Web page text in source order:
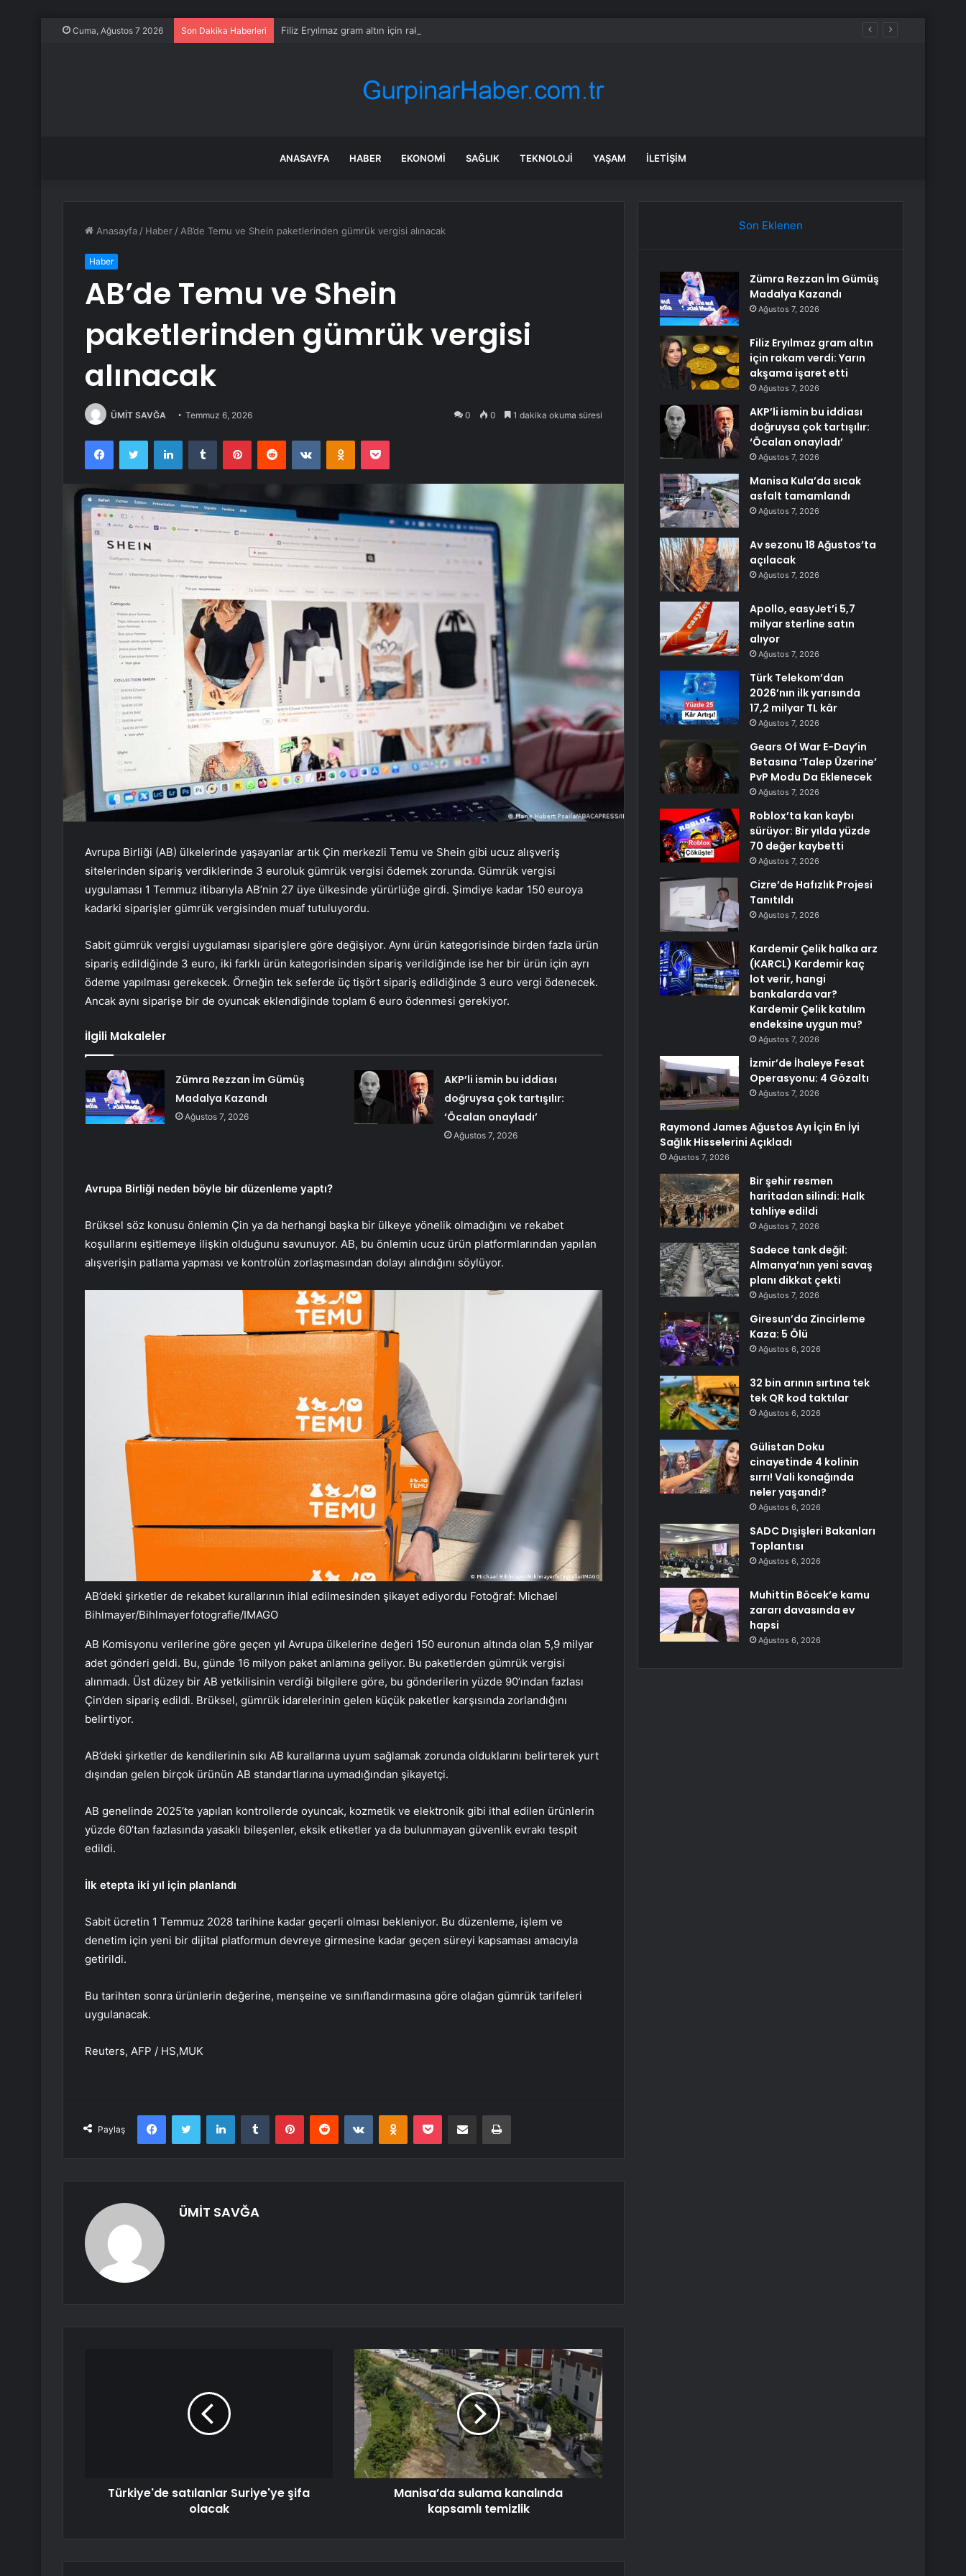
Cuma, Ağustos 7 2026 Son Dakika Haberleri Filiz Eryılmaz gram altın için rakam verdi: Yarın akşama işaret etti
ANASAYFA HABER EKONOMI SAĞLIK TEKNOLOJI YAŞAM İLETIŞIM
Anasayfa / Haber / AB’de Temu ve Shein paketlerinden gümrük vergisi alınacak
Haber
AB’de Temu ve Shein
paketlerinden gümrük vergisi
alınacak
ÜMİT SAVĞA Temmuz 6, 2026 0 0 1 dakika okuma süresi
FacebookTwitter LinkedInTumblr PinterestReddit VKontakteOdnoklassniki
Pocket
Avrupa Birliği (AB) ülkelerinde yaşayanlar artık Çin merkezli Temu ve Shein gibi ucuz alışveriş
sitelerinden sipariş verdiklerinde 3 euroluk gümrük vergisi ödemek zorunda. Gümrük vergisi
uygulaması 1 Temmuz itibarıyla AB’nin 27 üye ülkesinde yürürlüğe girdi. Şimdiye kadar 150 euroya
kadarki siparişler gümrük vergisinden muaf tutuluyordu.
Sabit gümrük vergisi uygulaması siparişlere göre değişiyor. Aynı ürün kategorisinde birden fazla ürün
sipariş edildiğinde 3 euro, iki farklı ürün kategorisinden sipariş verildiğinde ise her bir ürün için ayrı
ödeme yapılması gerekecek. Örneğin tek seferde üç tişört sipariş edildiğinde 3 euro vergi ödenecek.
Ancak aynı siparişe bir de oyuncak eklendiğinde toplam 6 euro ödenmesi gerekiyor.
İlgili Makaleler
Zümra Rezzan İm Gümüş
Madalya Kazandı
Ağustos 7, 2026
AKP’li ismin bu iddiası
doğruysa çok tartışılır:
‘Öcalan onayladı’
Ağustos 7, 2026
Avrupa Birliği neden böyle bir düzenleme yaptı?
Brüksel söz konusu önlemin Çin ya da herhangi başka bir ülkeye yönelik olmadığını ve rekabet
koşullarını eşitlemeye ilişkin olduğunu savunuyor. AB, bu önlemin ucuz ürün platformlarından yapılan
alışverişin patlama yapması ve kontrolün zorlaşmasından dolayı alındığını söylüyor.
AB’deki şirketler de rekabet kurallarının ihlal edilmesinden şikayet ediyordu Fotoğraf: Michael
Bihlmayer/Bihlmayerfotografie/IMAGO
AB Komisyonu verilerine göre geçen yıl Avrupa ülkelerine değeri 150 euronun altında olan 5,9 milyar
adet gönderi geldi. Bu, günde 16 milyon paket anlamına geliyor. Bu paketlerden gümrük vergisi
alınmadı. Üst düzey bir AB yetkilisinin verdiği bilgilere göre, bu gönderilerin yüzde 90’ından fazlası
Çin’den sipariş edildi. Brüksel, gümrük idarelerinin gelen küçük paketler karşısında zorlandığını
belirtiyor.
AB’deki şirketler de kendilerinin sıkı AB kurallarına uyum sağlamak zorunda olduklarını belirterek yurt
dışından gelen birçok ürünün AB standartlarına uymadığından şikayetçi.
AB genelinde 2025’te yapılan kontrollerde oyuncak, kozmetik ve elektronik gibi ithal edilen ürünlerin
yüzde 60’tan fazlasında yasaklı bileşenler, eksik etiketler ya da bulunmayan güvenlik evrakı tespit
edildi.
İlk etepta iki yıl için planlandı
Sabit ücretin 1 Temmuz 2028 tarihine kadar geçerli olması bekleniyor. Bu düzenleme, işlem ve
denetim için yeni bir dijital platformun devreye girmesine kadar geçen süreyi kapsaması amacıyla
getirildi.
Bu tarihten sonra ürünlerin değerine, menşeine ve sınıflandırmasına göre olağan gümrük tarifeleri
uygulanacak.
Reuters, AFP / HS,MUK
Paylaş
FacebookTwitter LinkedInTumblr PinterestReddit VKontakteOdnoklassniki
Pocket E-Posta ile paylaş Yazdır
ÜMİT SAVĞA
Türkiye'de satılanlar Suriye'ye şifa
olacak
Manisa’da sulama kanalında
kapsamlı temizlik
Son Eklenen
Zümra Rezzan İm Gümüş
Madalya Kazandı
Ağustos 7, 2026
Filiz Eryılmaz gram altın
için rakam verdi: Yarın
akşama işaret etti
Ağustos 7, 2026
AKP’li ismin bu iddiası
doğruysa çok tartışılır:
‘Öcalan onayladı’
Ağustos 7, 2026
Manisa Kula’da sıcak
asfalt tamamlandı
Ağustos 7, 2026
Av sezonu 18 Ağustos’ta
açılacak
Ağustos 7, 2026
Apollo, easyJet’i 5,7
milyar sterline satın
alıyor
Ağustos 7, 2026
Türk Telekom’dan
2026’nın ilk yarısında
17,2 milyar TL kâr
Ağustos 7, 2026
Gears Of War E-Day’in
Betasına ‘Talep Üzerine’
PvP Modu Da Eklenecek
Ağustos 7, 2026
Roblox’ta kan kaybı
sürüyor: Bir yılda yüzde
70 değer kaybetti
Ağustos 7, 2026
Cizre’de Hafızlık Projesi
Tanıtıldı
Ağustos 7, 2026
Kardemir Çelik halka arz
(KARCL) Kardemir kaç
lot verir, hangi
bankalarda var?
Kardemir Çelik katılım
endeksine uygun mu?
Ağustos 7, 2026
İzmir’de İhaleye Fesat
Operasyonu: 4 Gözaltı
Ağustos 7, 2026
Raymond James Ağustos Ayı İçin En İyi
Sağlık Hisselerini Açıkladı
Ağustos 7, 2026
Bir şehir resmen
haritadan silindi: Halk
tahliye edildi
Ağustos 7, 2026
Sadece tank değil:
Almanya’nın yeni savaş
planı dikkat çekti
Ağustos 7, 2026
Giresun’da Zincirleme
Kaza: 5 Ölü
Ağustos 6, 2026
32 bin arının sırtına tek
tek QR kod taktılar
Ağustos 6, 2026
Gülistan Doku
cinayetinde 4 kolinin
sırrı! Vali konağında
neler yaşandı?
Ağustos 6, 2026
SADC Dışişleri Bakanları
Toplantısı
Ağustos 6, 2026
Muhittin Böcek’e kamu
zararı davasında ev
hapsi
Ağustos 6, 2026